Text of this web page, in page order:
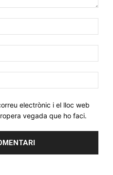
web:
electrònic i el lloc web
vegada que ho faci.